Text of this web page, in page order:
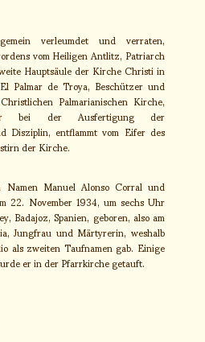
verleumdet und verraten,
vom Heiligen Antlitz, Patriarch
Hauptsäule der Kirche Christi in
Palmar de Troya, Beschützer und
Palmarianischen Kirche,
bei der Ausfertigung der
Disziplin, entflammt vom Eifer des
der Kirche.
Manuel Alonso Corral und
22. November 1934, um sechs Uhr
Badajoz, Spanien, geboren, also am
Jungfrau und Märtyrerin, weshalb
als zweiten Taufnamen gab. Einige
er in der Pfarrkirche getauft.